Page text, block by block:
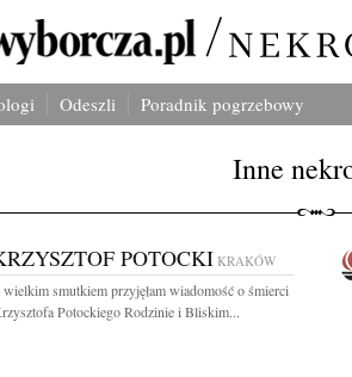
Odeszli Poradnik pogrzebowy
Inne
POTOCKI KRAKÓW
wielkim smutkiem przyjęłam wiadomość o śmierci
Potockiego Rodzinie i Bliskim...